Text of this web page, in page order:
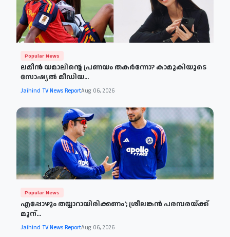
Popular News
ലമീൻ യമാലിന്റെ പ്രണയം തകർന്നോ? കാമുകിയുടെ
സോഷ്യൽ മീഡിയ...
Jaihind TV News ReportAug 06, 2026
Popular News
എപ്പോഴും തയ്യാറായിരിക്കണം'; ശ്രീലങ്കൻ പരമ്പരയ്ക്ക്
മുന്...
Jaihind TV News ReportAug 06, 2026